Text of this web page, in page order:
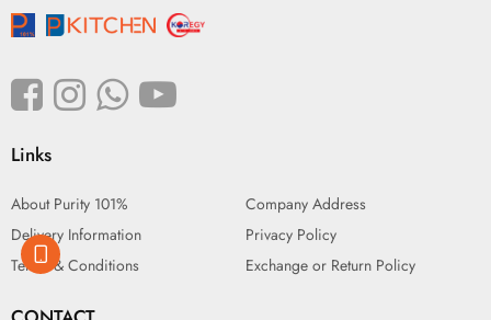
Links
About Purity 101%
Company Address
Delivery Information
Privacy Policy
Terms & Conditions
Exchange or Return Policy